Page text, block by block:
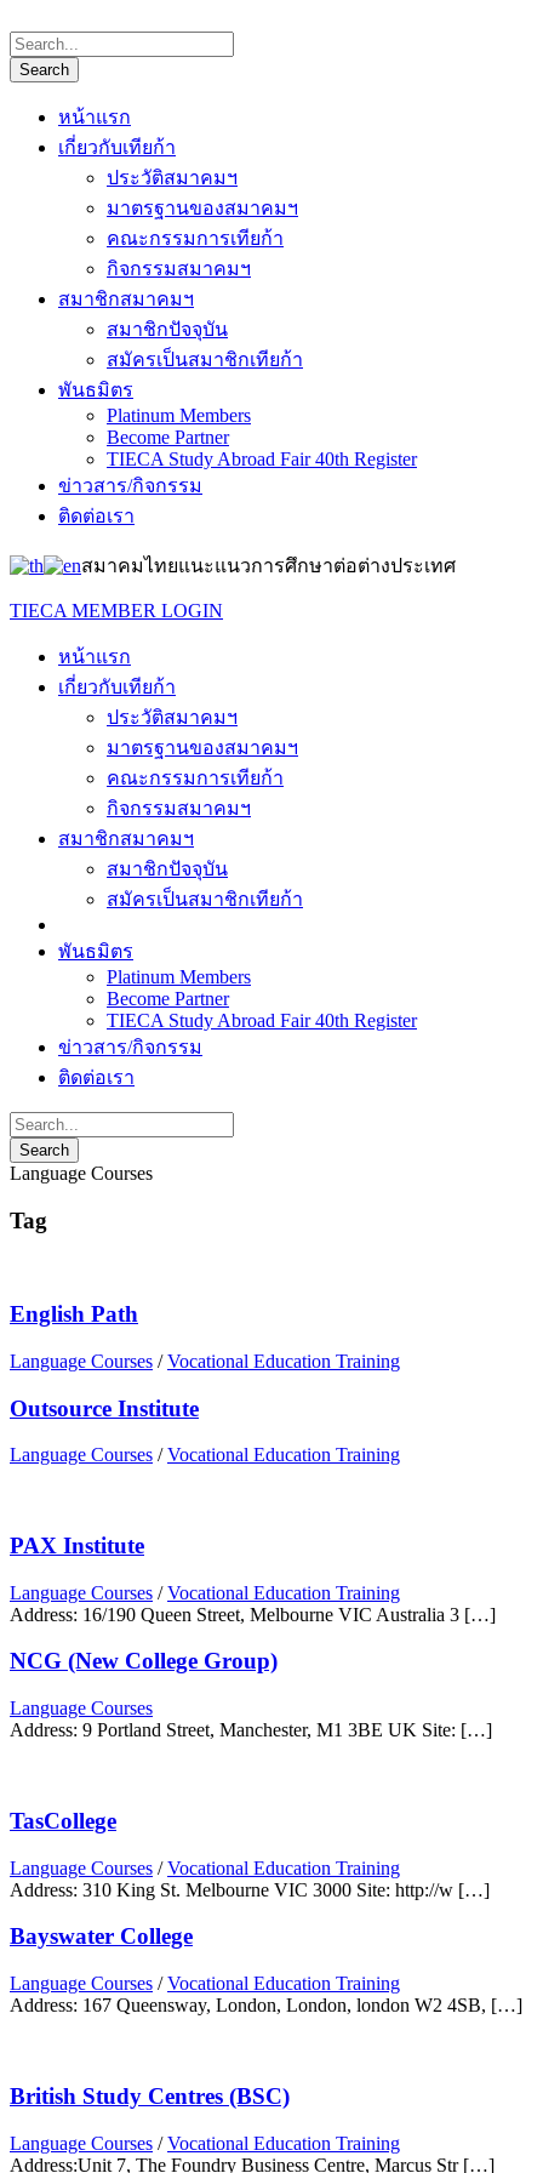
หน้าแรก
เกี่ยวกับเทียก้า
ประวัติสมาคมฯ
มาตรฐานของสมาคมฯ
คณะกรรมการเทียก้า
กิจกรรมสมาคมฯ
สมาชิกสมาคมฯ
สมาชิกปัจจุบัน
สมัครเป็นสมาชิกเทียก้า
พันธมิตร
Platinum Members
Become Partner
TIECA Study Abroad Fair 40th Register
ข่าวสาร/กิจกรรม
ติดต่อเรา
สมาคมไทยแนะแนวการศึกษาต่อต่างประเทศ
TIECA MEMBER LOGIN
หน้าแรก
เกี่ยวกับเทียก้า
ประวัติสมาคมฯ
มาตรฐานของสมาคมฯ
คณะกรรมการเทียก้า
กิจกรรมสมาคมฯ
สมาชิกสมาคมฯ
สมาชิกปัจจุบัน
สมัครเป็นสมาชิกเทียก้า
พันธมิตร
Platinum Members
Become Partner
TIECA Study Abroad Fair 40th Register
ข่าวสาร/กิจกรรม
ติดต่อเรา
Language Courses
Tag
English Path
Language Courses / Vocational Education Training
Outsource Institute
Language Courses / Vocational Education Training
PAX Institute
Language Courses / Vocational Education Training
Address: 16/190 Queen Street, Melbourne VIC Australia 3 […]
NCG (New College Group)
Language Courses
Address: 9 Portland Street, Manchester, M1 3BE UK Site: […]
TasCollege
Language Courses / Vocational Education Training
Address: 310 King St. Melbourne VIC 3000 Site: http://w […]
Bayswater College
Language Courses / Vocational Education Training
Address: 167 Queensway, London, London, london W2 4SB, […]
British Study Centres (BSC)
Language Courses / Vocational Education Training
Address:Unit 7, The Foundry Business Centre, Marcus Str […]